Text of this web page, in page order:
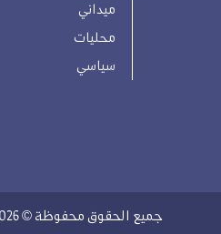
ميداني
محليات
سياسي
جميع الحقوق محفوظة © 2026 الطريق | صنع بـ